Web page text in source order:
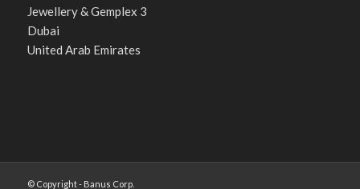
Jewellery & Gemplex 3
Dubai
United Arab Emirates
© Copyright - Banus Corp.